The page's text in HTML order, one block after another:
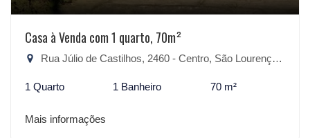
Casa à Venda com 1 quarto, 70m²
Rua Júlio de Castilhos, 2460 - Centro, São Lourenço do Sul-RS
1 Quarto 1 Banheiro 70 m²
Mais informações